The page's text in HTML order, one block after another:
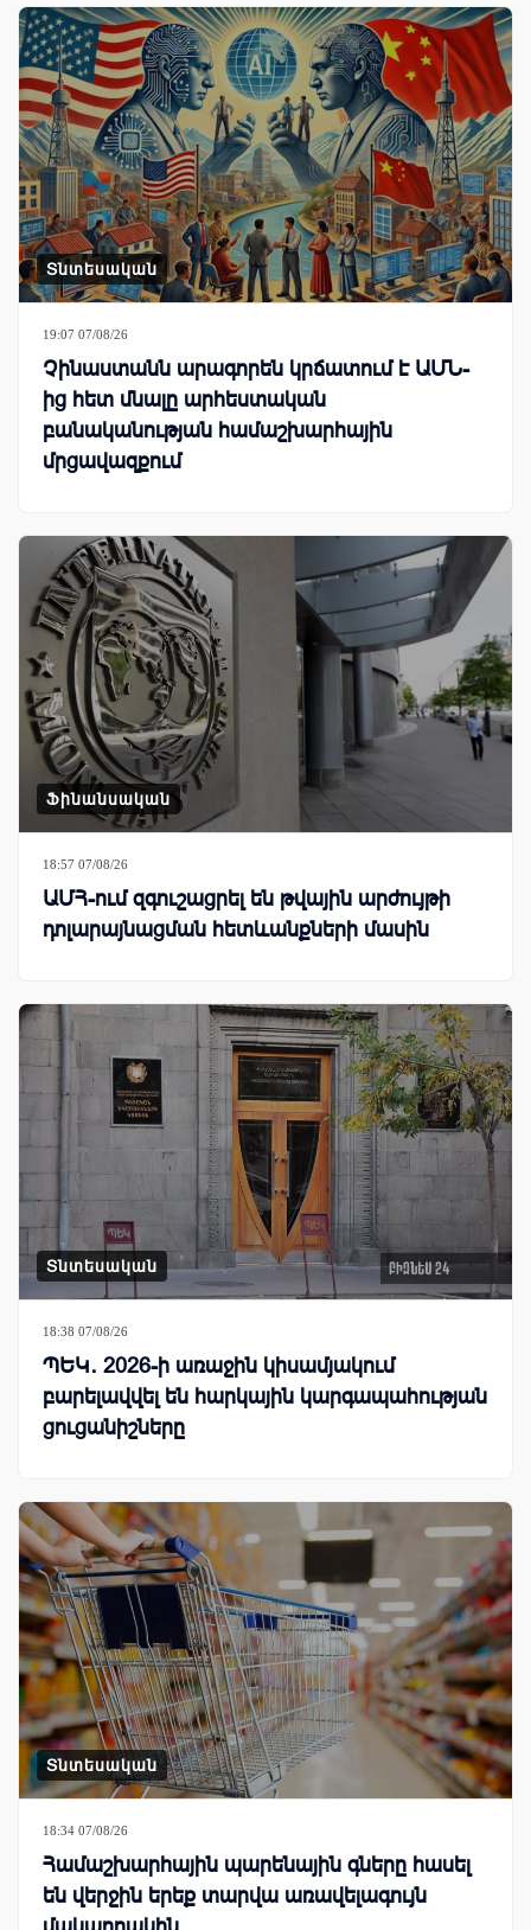
Տնտեսական
19:07 07/08/26
Չինաստանն արագորեն կրճատում է ԱՄՆ-
ից հետ մնալը արհեստական
բանականության համաշխարհային
մրցավազքում
Ֆինանսական
18:57 07/08/26
ԱՄՀ-ում զգուշացրել են թվային արժույթի
դոլարայնացման հետևանքների մասին
Տնտեսական
18:38 07/08/26
ՊԵԿ․ 2026-ի առաջին կիսամյակում
բարելավվել են հարկային կարգապահության
ցուցանիշները
Տնտեսական
18:34 07/08/26
Համաշխարհային պարենային գները հասել
են վերջին երեք տարվա առավելագույն